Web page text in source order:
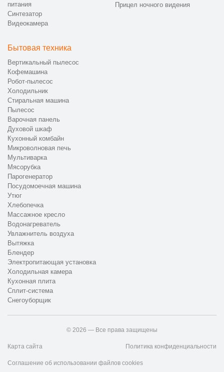
питания
Синтезатор
Видеокамера
Прицел ночного видения
Бытовая техника
Вертикальный пылесос
Кофемашина
Робот-пылесос
Холодильник
Стиральная машина
Пылесос
Варочная панель
Духовой шкаф
Кухонный комбайн
Микроволновая печь
Мультиварка
Мясорубка
Парогенератор
Посудомоечная машина
Утюг
Хлебопечка
Массажное кресло
Водонагреватель
Увлажнитель воздуха
Вытяжка
Блендер
Электропитающая установка
Холодильная камера
Кухонная плита
Сплит-система
Снегоуборщик
© 2026 — Все права защищены
Карта сайта Политика конфиденциальности
Соглашение об использовании файлов cookies